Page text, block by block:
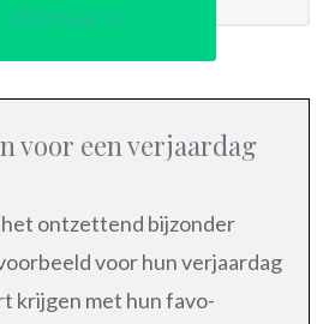
allemaal is
voor een verjaardag
ontzettend bijzonder
voor hun verjaardag
krijgen met hun favo-